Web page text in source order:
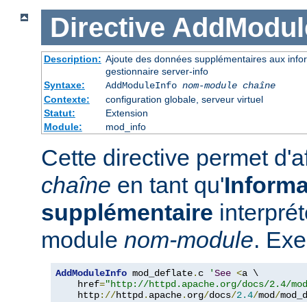
Directive
Description: Ajoute des données supplémentaires aux
gestionnaire server-info
Syntaxe:
AddModuleInfo nom-module chaîne
Contexte:
configuration globale, serveur virtuel
Statut:
Extension
Module:
mod_info
Cette directive permet
chaîne en tant qu'
supplémentaire
module nom-module.
AddModuleInfo mod_deflate. c 'See <a \
    href
="http://httpd.apache.org/docs/2.4/
    http
://httpd. apache. org/docs/2.4/mod/